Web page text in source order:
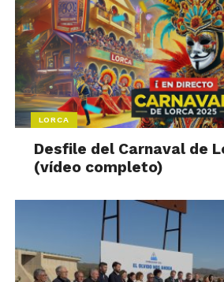
LORCA
Desfile del Carnaval de
(vídeo completo)